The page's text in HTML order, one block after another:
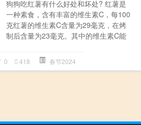
狗狗吃红薯有什么好处和坏处? 红薯是
一种素食，含有丰富的维生素C，每100
克红薯的维生素C含量为29毫克，在烤
制后含量为23毫克。其中的维生素C能
0 418 春节2024